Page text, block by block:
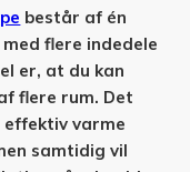
består af én
flere indedele
er, at du kan
flere rum. Det
effektiv varme
samtidig vil